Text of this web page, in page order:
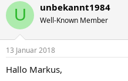
U unbekannt1984
Well-Known Member
13 Januar 2018
Hallo Markus,